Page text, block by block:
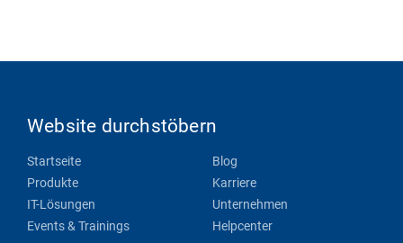
Website durchstöbern
Startseite
Produkte
IT-Lösungen
Events & Trainings
Blog
Karriere
Unternehmen
Helpcenter